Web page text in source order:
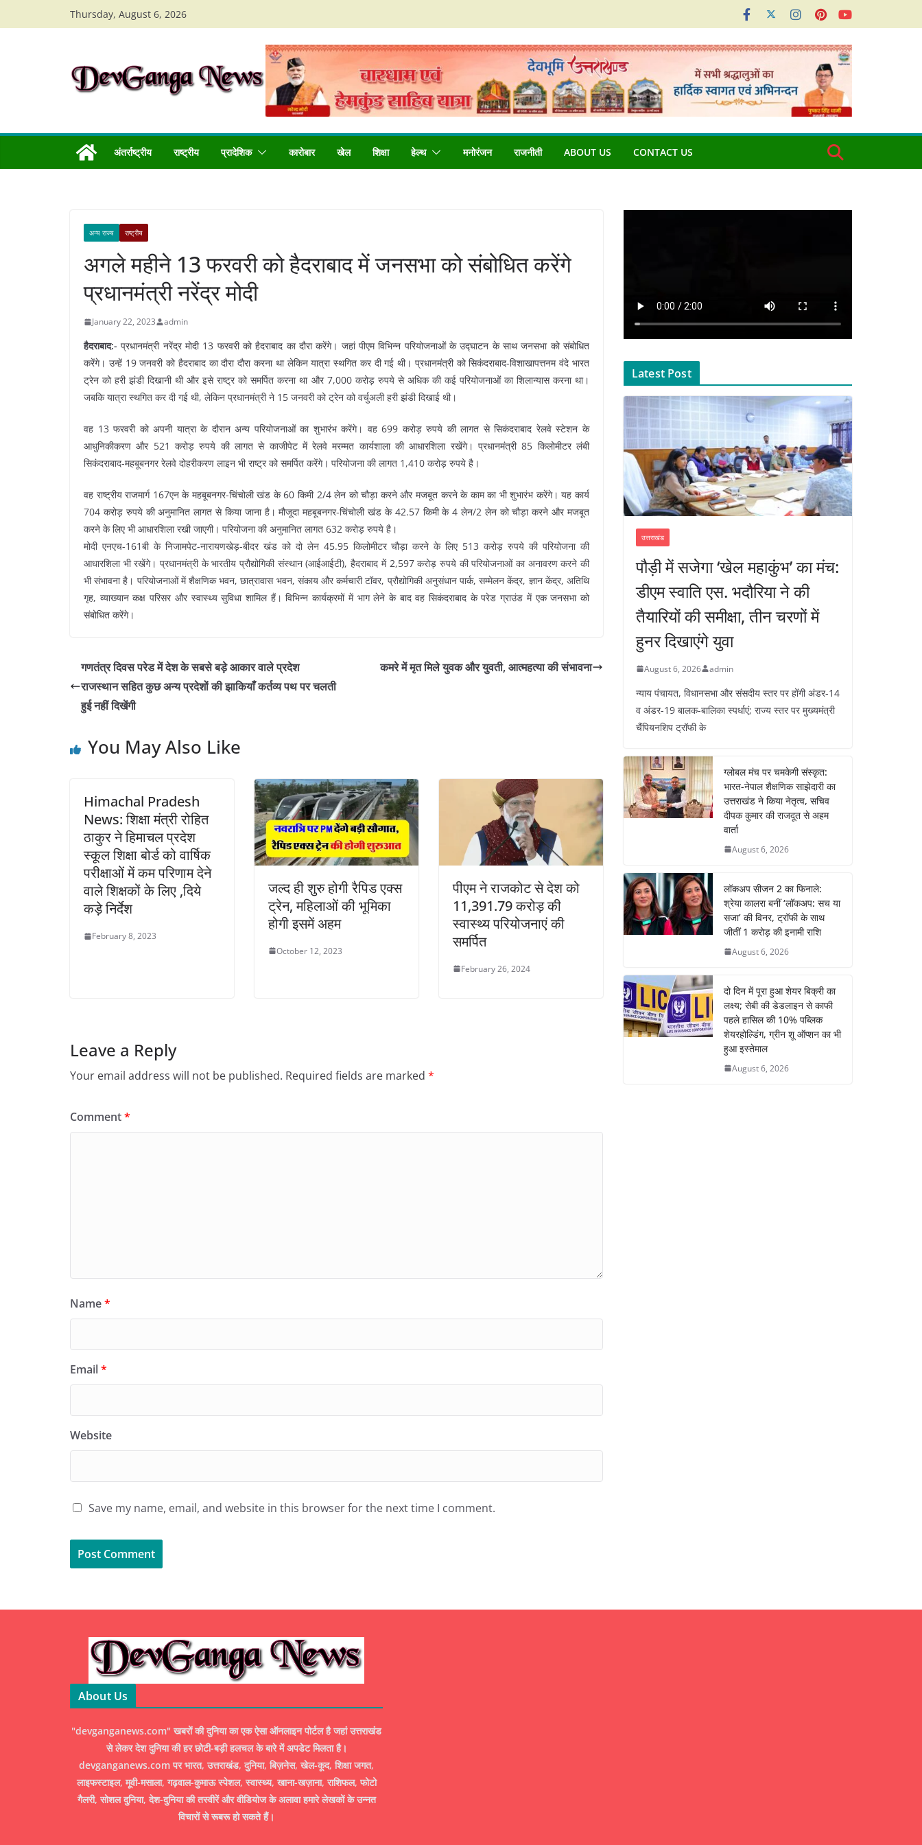
to
Thursday, August 6, 2026
अंतर्राष्ट्रीय राष्ट्रीय प्रादेशिक कारोबार खेल शिक्षा हेल्थ मनोरंजन राजनीती ABOUT US CONTACT US
अन्य राज्य राष्ट्रीय
अगले महीने 13 फरवरी को हैदराबाद में जनसभा को संबोधित करेंगे
प्रधानमंत्री नरेंद्र मोदी
January 22, 2023 admin
हैदराबाद:-प्रधानमंत्री नरेंद्र मोदी 13 फरवरी को हैदराबाद का दौरा करेंगे। जहां पीएम विभिन्न परियोजनाओं के उद्घाटन के साथ जनसभा को संबोधित
करेंगे। उन्हें 19 जनवरी को हैदराबाद का दौरा दौरा करना था लेकिन यात्रा स्थगित कर दी गई थी। प्रधानमंत्री को सिकंदराबाद-विशाखापत्तनम वंदे भारत
ट्रेन को हरी झंडी दिखानी थी और इसे राष्ट्र को समर्पित करना था और 7,000 करोड़ रुपये से अधिक की कई परियोजनाओं का शिलान्यास करना था।
जबकि यात्रा स्थगित कर दी गई थी, लेकिन प्रधानमंत्री ने 15 जनवरी को ट्रेन को वर्चुअली हरी झंडी दिखाई थी।
वह 13 फरवरी को अपनी यात्रा के दौरान अन्य परियोजनाओं का शुभारंभ करेंगे। वह 699 करोड़ रुपये की लागत से सिकंदराबाद रेलवे स्टेशन के
आधुनिकीकरण और 521 करोड़ रुपये की लागत से काजीपेट में रेलवे मरम्मत कार्यशाला की आधारशिला रखेंगे। प्रधानमंत्री 85 किलोमीटर लंबी
सिकंदराबाद-महबूबनगर रेलवे दोहरीकरण लाइन भी राष्ट्र को समर्पित करेंगे। परियोजना की लागत 1,410 करोड़ रुपये है।
वह राष्ट्रीय राजमार्ग 167एन के महबूबनगर-चिंचोली खंड के 60 किमी 2/4 लेन को चौड़ा करने और मजबूत करने के काम का भी शुभारंभ करेंगे। यह कार्य
704 करोड़ रुपये की अनुमानित लागत से किया जाना है। मौजूदा महबूबनगर-चिंचोली खंड के 42.57 किमी के 4 लेन/2 लेन को चौड़ा करने और मजबूत
करने के लिए भी आधारशिला रखी जाएगी। परियोजना की अनुमानित लागत 632 करोड़ रुपये है।
मोदी एनएच-161बी के निजामपेट-नारायणखेड़-बीदर खंड को दो लेन 45.95 किलोमीटर चौड़ा करने के लिए 513 करोड़ रुपये की परियोजना की
आधारशिला भी रखेंगे। प्रधानमंत्री के भारतीय प्रौद्योगिकी संस्थान (आईआईटी), हैदराबाद में 2,597 करोड़ रुपये की परियोजनाओं का अनावरण करने की
भी संभावना है। परियोजनाओं में शैक्षणिक भवन, छात्रावास भवन, संकाय और कर्मचारी टॉवर, प्रौद्योगिकी अनुसंधान पार्क, सम्मेलन केंद्र, ज्ञान केंद्र, अतिथि
गृह, व्याख्यान कक्ष परिसर और स्वास्थ्य सुविधा शामिल हैं। विभिन्न कार्यक्रमों में भाग लेने के बाद वह सिकंदराबाद के परेड ग्राउंड में एक जनसभा को
संबोधित करेंगे।
गणतंत्र दिवस परेड में देश के सबसे बड़े आकार वाले प्रदेश
राजस्थान सहित कुछ अन्य प्रदेशों की झाकियाँ कर्तव्य पथ पर चलती
हुई नहीं दिखेंगी
कमरे में मृत मिले युवक और युवती, आत्महत्या की संभावना
You May Also Like
Himachal Pradesh
News: शिक्षा मंत्री रोहित
ठाकुर ने हिमाचल प्रदेश
स्कूल शिक्षा बोर्ड को वार्षिक
परीक्षाओं में कम परिणाम देने
वाले शिक्षकों के लिए ,दिये
कड़े निर्देश
February 8, 2023
जल्द ही शुरु होगी रैपिड एक्स
ट्रेन, महिलाओं की भूमिका
होगी इसमें अहम
October 12, 2023
पीएम ने राजकोट से देश को
11,391.79 करोड़ की
स्वास्थ्य परियोजनाएं की
समर्पित
February 26, 2024
Leave a Reply
Your email address will not be published. Required fields are marked *
Comment*
Name*
Email*
Website
Save my name, email, and website in this browser for the next time I comment.
Latest Post
उत्तराखंड
पौड़ी में सजेगा ‘खेल महाकुंभ’ का मंच:
डीएम स्वाति एस. भदौरिया ने की
तैयारियों की समीक्षा, तीन चरणों में
हुनर दिखाएंगे युवा
August 6, 2026 admin
न्याय पंचायत, विधानसभा और संसदीय स्तर पर होंगी अंडर-14
व अंडर-19 बालक-बालिका स्पर्धाएं; राज्य स्तर पर मुख्यमंत्री
चैंपियनशिप ट्रॉफी के
ग्लोबल मंच पर चमकेगी संस्कृत:
भारत-नेपाल शैक्षणिक साझेदारी का
उत्तराखंड ने किया नेतृत्व, सचिव
दीपक कुमार की राजदूत से अहम
वार्ता
August 6, 2026
लॉकअप सीजन 2 का फिनाले:
श्रेया कालरा बनीं ‘लॉकअप: सच या
सजा’ की विनर, ट्रॉफी के साथ
जीतीं 1 करोड़ की इनामी राशि
August 6, 2026
दो दिन में पूरा हुआ शेयर बिक्री का
लक्ष्य; सेबी की डेडलाइन से काफी
पहले हासिल की 10% पब्लिक
शेयरहोल्डिंग, ग्रीन शू ऑप्शन का भी
हुआ इस्तेमाल
August 6, 2026
About Us
"devganganews.com" खबरों की दुनिया का एक ऐसा ऑनलाइन पोर्टल है जहां उत्तराखंड
से लेकर देश दुनिया की हर छोटी-बड़ी हलचल के बारे में अपडेट मिलता है।
devganganews.com पर भारत, उत्तराखंड, दुनिया, बिज़नेस, खेल-कूद, शिक्षा जगत,
लाइफस्टाइल, मूवी-मसाला, गढ़वाल-कुमाऊ स्पेशल, स्वास्थ्य, खाना-खज़ाना, राशिफल, फोटो
गैलरी, सोशल दुनिया, देश-दुनिया की तस्वीरें और वीडियोज के अलावा हमारे लेखकों के उन्नत
विचारों से रूबरू हो सकते हैं।